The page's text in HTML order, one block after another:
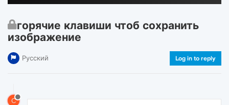
горячие клавиши чтоб сохранить
изображение
Русский Log in to reply
C